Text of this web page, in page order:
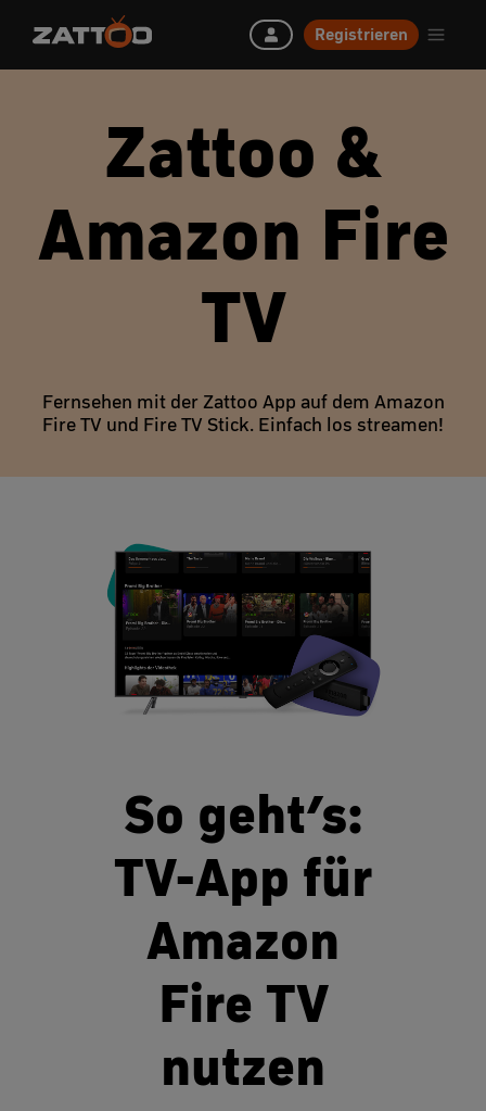
Registrieren
Zattoo &
Amazon Fire
TV
Fernsehen mit der Zattoo App auf dem Amazon
Fire TV und Fire TV Stick. Einfach los streamen!
So geht’s:
TV-App für
Amazon
Fire TV
nutzen